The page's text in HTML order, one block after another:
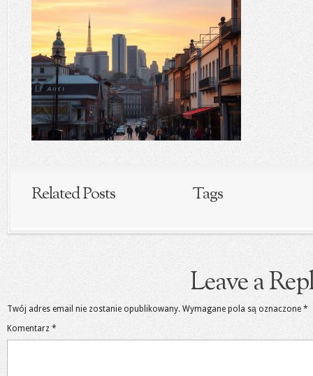
Related Posts Tags
Leave a
Twój adres email nie zostanie opublikowany. Wymagane pola są oznaczone *
Komentarz *